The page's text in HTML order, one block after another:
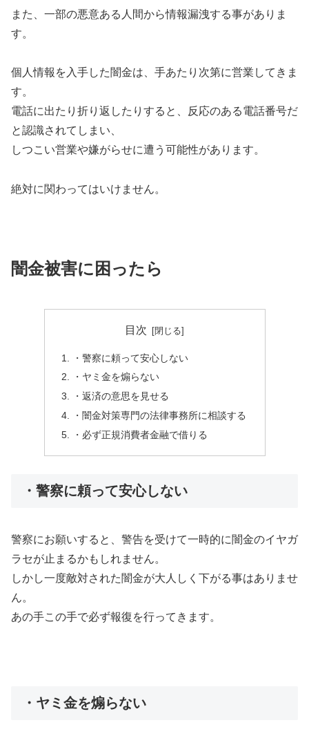
また、一部の悪意ある人間から情報漏洩する事がありま
す。
個人情報を入手した闇金は、手あたり次第に営業してきま
す。
電話に出たり折り返したりすると、反応のある電話番号だ
と認識されてしまい、
しつこい営業や嫌がらせに遭う可能性があります。
絶対に関わってはいけません。
闇金被害に困ったら
目次
・警察に頼って安心しない
・ヤミ金を煽らない
・返済の意思を見せる
・闇金対策専門の法律事務所に相談する
・必ず正規消費者金融で借りる
・警察に頼って安心しない
警察にお願いすると、警告を受けて一時的に闇金のイヤガ
ラセが止まるかもしれません。
しかし一度敵対された闇金が大人しく下がる事はありませ
ん。
あの手この手で必ず報復を行ってきます。
・ヤミ金を煽らない